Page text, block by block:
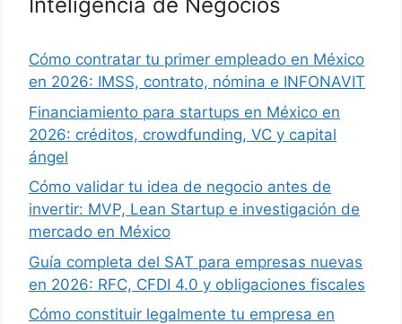
Cómo contratar tu primer empleado en México
en 2026: IMSS, contrato, nómina e INFONAVIT
Financiamiento para startups en México en
2026: créditos, crowdfunding, VC y capital
ángel
Cómo validar tu idea de negocio antes de
invertir: MVP, Lean Startup e investigación de
mercado en México
Guía completa del SAT para empresas nuevas
en 2026: RFC, CFDI 4.0 y obligaciones fiscales
Cómo constituir legalmente tu empresa en